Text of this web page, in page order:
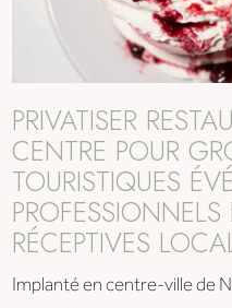
PRIVATISER
CENTRE POUR
TOURISTIQUES
RÉCEPTIVES
Implanté en centre-ville de